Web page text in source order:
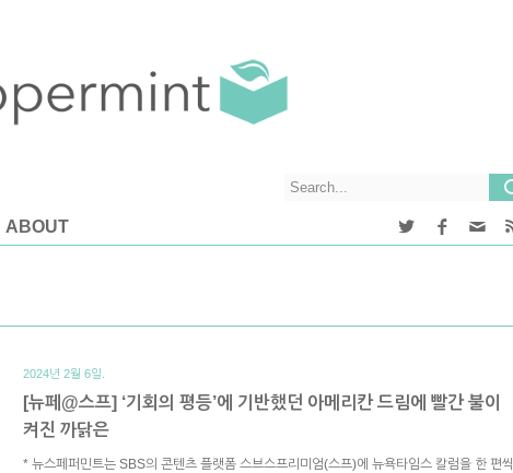
ABOUT
2024년 2월 6일.
[뉴페@스프] ‘기회의 평등’에 기반했던 아메리칸 드림에 빨간 불이
켜진 까닭은
* 뉴스페퍼민트는 SBS의 콘텐츠 플랫폼 스브스프리미엄(스프)에 뉴욕타임스 칼럼을 한 편씩